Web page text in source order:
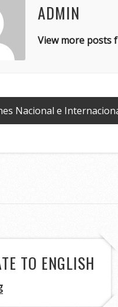
ADMIN
View more posts
Nacional e
TO ENGLISH